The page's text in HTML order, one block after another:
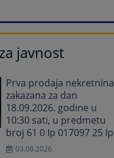
javnost
Prva prodaja nekretnina
zakazana za dan
18.09.2026. godine u
10:30 sati, u predmetu
broj 61 0 Ip 017097 25 Ip
03.08.2026.